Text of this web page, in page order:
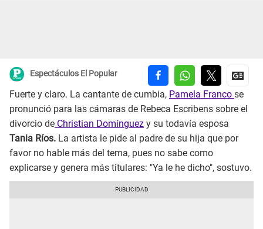
Espectáculos El Popular
Fuerte y claro. La cantante de cumbia, Pamela Franco se
pronunció para las cámaras de Rebeca Escribens sobre el
divorcio de Christian Domínguez y su todavía esposa
Tania Ríos. La artista le pide al padre de su hija que por
favor no hable más del tema, pues no sabe como
explicarse y genera más titulares: "Ya le he dicho", sostuvo.